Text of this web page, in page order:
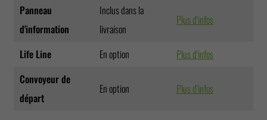
Panneau
d'information
Inclus dans la
livraison
Plus d'infos
Life Line En option
Plus d'infos
Convoyeur de
départ
En option Plus d'infos